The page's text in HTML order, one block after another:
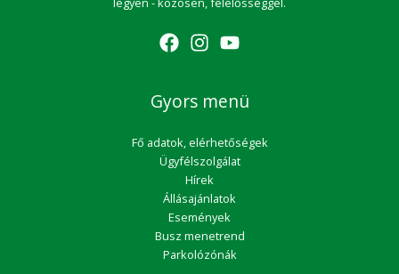
Gyors menü
Fő adatok, elérhetőségek
Ügyfélszolgálat
Hírek
Állásajánlatok
Események
Busz menetrend
Parkolózónák